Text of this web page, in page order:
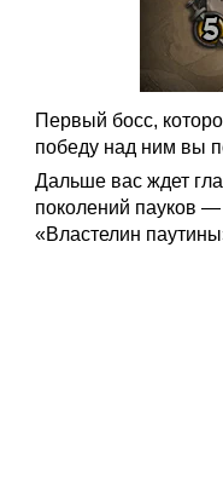
Первый босс,
победу над ним вы
Дальше вас ждет
поколений пауков
«Властелин